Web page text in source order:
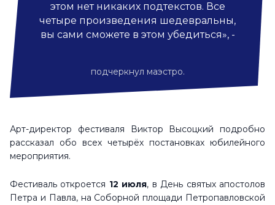
этом нет никаких подтекстов. Все
четыре произведения шедевральны,
вы сами сможете в этом убедиться», -
подчеркнул маэстро.
Арт-директор фестиваля Виктор Высоцкий подробно
рассказал обо всех четырёх постановках юбилейного
мероприятия.
Фестиваль откроется 12 июля, в День святых апостолов
Петра и Павла, на Соборной площади Петропавловской